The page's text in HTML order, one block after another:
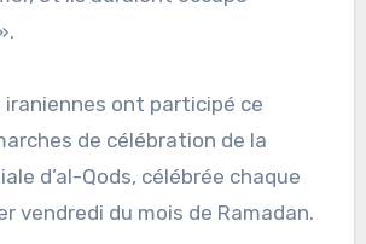
iraniennes ont participé ce
de célébration de la
d’al-Qods, célébrée chaque
vendredi du mois de Ramadan.